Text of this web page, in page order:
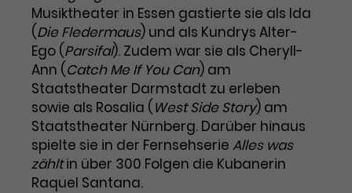
Benutzer*in wiedererkannt werden,
und es wird Zugang zu
geschützten Bereichen gewährt.
Name cookie_optin
Anbieter TYPO3
Laufzeit 1 Monat
Laufzeit 2 Jahre
Zweck
Dieses Cookie wird von Google
Analytics installiert. Das Cookie
wird verwendet, um
Besucher*innen-, Sitzungs- und
Kampagnendaten zu berechnen
und die Nutzung der Website für
den Analysebericht der Website zu
verfolgen. Die Cookies speichern
Marketing
Diese Gruppe beinhaltet alle Scripte, die es uns
ermöglichen die Leistung unserer
Werbekampagnen zu analysieren und
Conversions zu messen. Außerdem helfen sie
uns dabei Werbeanzeigen und Inhalte besser auf
die Interessen unserer Nutzer abzustimmen.
Name
_gcl_au
Anbieter Google Ads
Cookie-Informationen
Musiktheater in Essen gastierte sie als Ida
(Die Fledermaus) und als Kundrys Alter-
Ego (Parsifal). Zudem war sie als Cheryll-
Ann (Catch Me If You Can) am
Staatstheater Darmstadt zu erleben
sowie als Rosalia ( West Side Story) am
Staatstheater Nürnberg. Darüber hinaus
spielte sie in der Fernsehserie Alles was
zähltin über 300 Folgen die Kubanerin
Raquel Santana.